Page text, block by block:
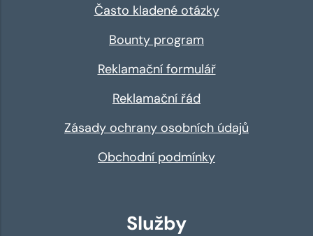
Často kladené otázky
Bounty program
Reklamační formulář
Reklamační řád
Zásady ochrany osobních údajů
Obchodní podmínky
Služby